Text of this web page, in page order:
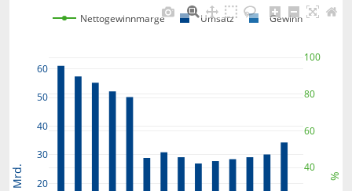
20
30
40
50
60
40
60
80
100
Nettogewinnmarge Umsatz Gewinn
Mrd. %